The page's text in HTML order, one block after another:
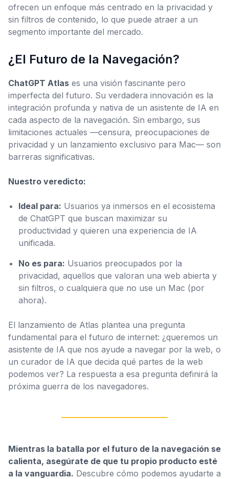
ofrecen un enfoque más centrado en la privacidad y
sin filtros de contenido, lo que puede atraer a un
segmento importante del mercado.
¿El Futuro de la Navegación?
ChatGPT Atlas es una visión fascinante pero
imperfecta del futuro. Su verdadera innovación es la
integración profunda y nativa de un asistente de IA en
cada aspecto de la navegación. Sin embargo, sus
limitaciones actuales —censura, preocupaciones de
privacidad y un lanzamiento exclusivo para Mac— son
barreras significativas.
Nuestro veredicto:
Ideal para: Usuarios ya inmersos en el ecosistema
de ChatGPT que buscan maximizar su
productividad y quieren una experiencia de IA
unificada.
No es para: Usuarios preocupados por la
privacidad, aquellos que valoran una web abierta y
sin filtros, o cualquiera que no use un Mac (por
ahora).
El lanzamiento de Atlas plantea una pregunta
fundamental para el futuro de internet: ¿queremos un
asistente de IA que nos ayude a navegar por la web, o
un curador de IA que decida qué partes de la web
podemos ver? La respuesta a esa pregunta definirá la
próxima guerra de los navegadores.
Mientras la batalla por el futuro de la navegación se
calienta, asegúrate de que tu propio producto esté
a la vanguardia. Descubre cómo podemos ayudarte a